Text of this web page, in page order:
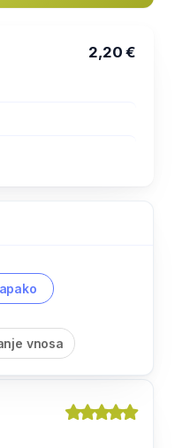
2,20 €
vnosa